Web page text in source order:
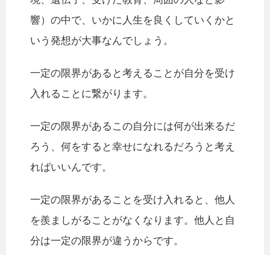
響）の中で、いかに人生を良くしていくかと
いう発想が大事なんでしょう。
一定の限界があると考えることが自分を受け
入れることに繋がります。
一定の限界があるこの自分には何が出来るだ
ろう、何をすると幸せになれるだろうと考え
ればいいんです。
一定の限界があることを受け入れると、他人
を羨ましがることがなくなります。他人と自
分は一定の限界が違うからです。